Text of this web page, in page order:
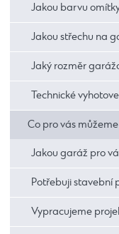
Jakou barvu
Jakou střechu na
Jaký rozměr
Technické
Co pro vás
Jakou garáž pro
Potřebuji stavební
Vypracujeme